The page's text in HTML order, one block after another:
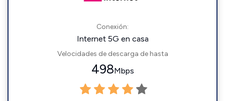
Conexión:
Internet 5G en casa
Velocidades de descarga de hasta
498Mbps